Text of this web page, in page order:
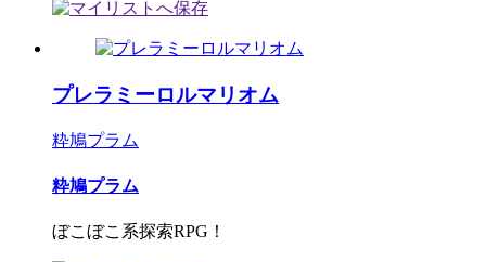
プレラミーロルマリオム
粋鳩プラム
粋鳩プラム
ぼこぼこ系探索RPG！